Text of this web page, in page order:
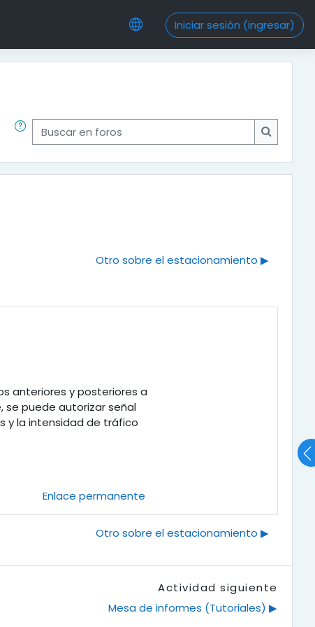
Iniciar sesión (ingresar)
Buscar en foros
Buscar
Otro sobre el estacionamiento ▶︎
anteriores y posteriores a
puede autorizar señal
y la intensidad de tráfico
Enlace permanente
Otro sobre el estacionamiento ▶︎
Actividad siguiente
Mesa de informes (Tutoriales) ▶︎